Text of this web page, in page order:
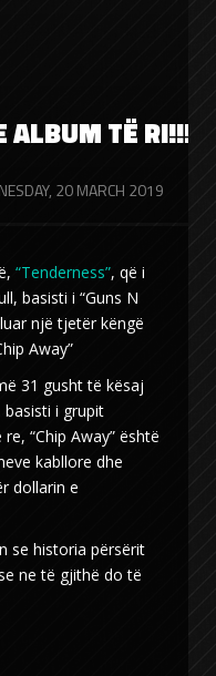
ALBUM TË RI!!!
20 MARCH 2019
“Tenderness”, që i
basisti i “Guns N
një tjetër këngë
Away”
31 gusht të kësaj
basisti i grupit
“Chip Away” është
kabllore dhe
dollarin e
se historia përsërit
ne të gjithë do të